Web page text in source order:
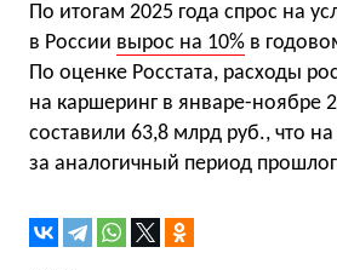
По итогам 2025 года спрос на
в России вырос на 10% в
По оценке Росстата, расходы
на каршеринг в январе-ноябре
составили 63,8 млрд руб., что
за аналогичный период